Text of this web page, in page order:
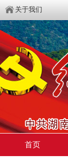
关于我们
首页